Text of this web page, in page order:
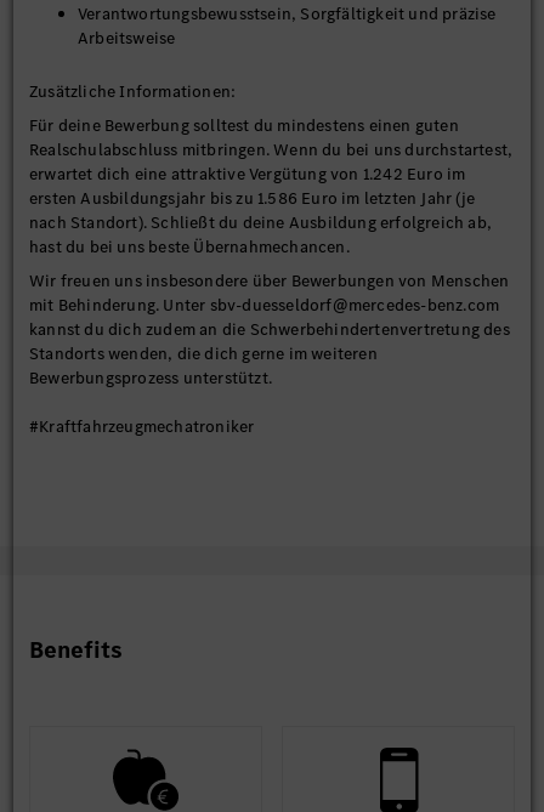
Verantwortungsbewusstsein, Sorgfältigkeit und präzise
Arbeitsweise
Zusätzliche Informationen:
Für deine Bewerbung solltest du mindestens einen guten
Realschulabschluss mitbringen. Wenn du bei uns durchstartest,
erwartet dich eine attraktive Vergütung von 1.242 Euro im
ersten Ausbildungsjahr bis zu 1.586 Euro im letzten Jahr (je
nach Standort). Schließt du deine Ausbildung erfolgreich ab,
hast du bei uns beste Übernahmechancen.
Wir freuen uns insbesondere über Bewerbungen von Menschen
mit Behinderung. Unter sbv-duesseldorf@mercedes-benz.com
kannst du dich zudem an die Schwerbehindertenvertretung des
Standorts wenden, die dich gerne im weiteren
Bewerbungsprozess unterstützt.
#Kraftfahrzeugmechatroniker
Benefits